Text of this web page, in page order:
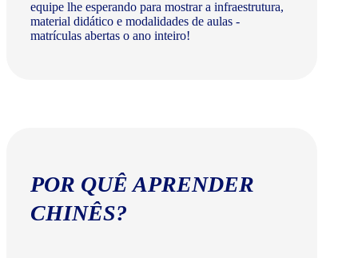
equipe lhe esperando para mostrar a infraestrutura,
material didático e modalidades de aulas -
matrículas abertas o ano inteiro!
POR QUÊ APRENDER
CHINÊS?